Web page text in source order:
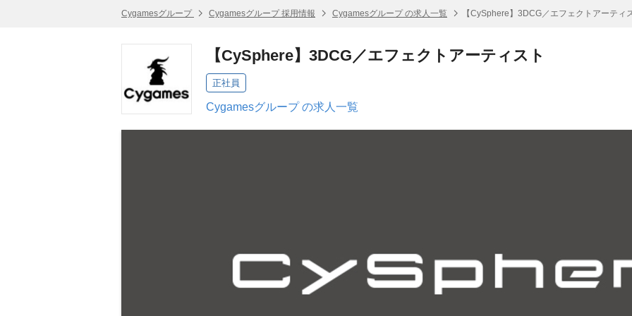
Cygamesグループ Cygamesグループ 採用情報 Cygamesグループ の求人一覧 【CySphere】3DCG／エフェクトアーティ
【CySphere】3DCG／エフェクトアーティスト
正社員
Cygamesグループ の求人一覧